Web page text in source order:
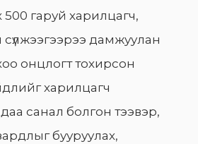
гаруй харилцагч,
дамжуулан
онцлогт тохирсон
харилцагч
санал болгон тээвэр,
бууруулах,